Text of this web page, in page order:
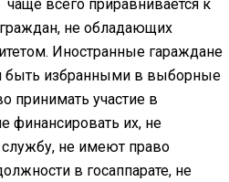
всего приравнивается к
не обладающих
Иностранные гараждане
быть избранными в выборные
принимать участие в
финансировать их, не
не имеют право
в госаппарате, не